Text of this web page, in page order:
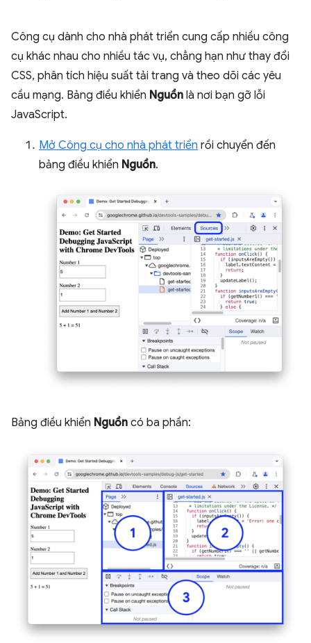
Công cụ dành cho nhà phát triển cung cấp nhiều công
cụ khác nhau cho nhiều tác vụ, chẳng hạn như thay đổi
CSS, phân tích hiệu suất tải trang và theo dõi các yêu
cầu mạng. Bảng điều khiển Nguồn là nơi bạn gỡ lỗi
JavaScript.
Mở Công cụ cho nhà phát triển rồi chuyển đến
bảng điều khiển Nguồn.
Bảng điều khiển Nguồn có ba phần: